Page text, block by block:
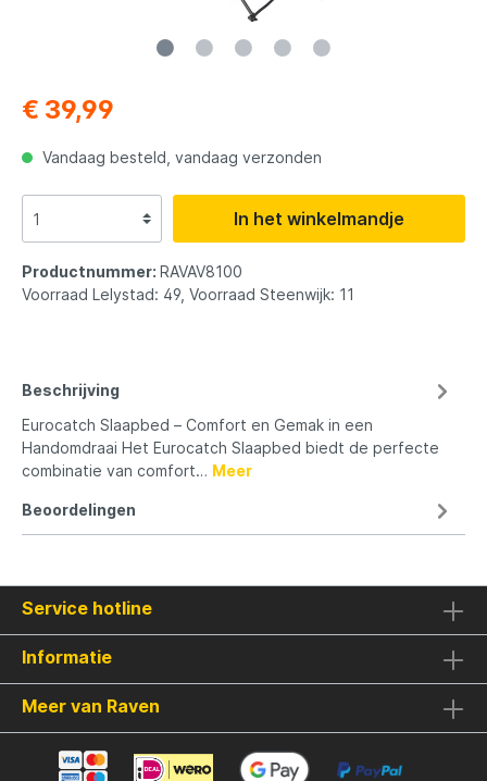
€ 39,99
Vandaag besteld, vandaag verzonden
In het winkelmandje
Productnummer: RAVAV8100
Voorraad Lelystad: 49, Voorraad Steenwijk: 11
Beschrijving
Eurocatch Slaapbed – Comfort en Gemak in een
Handomdraai Het Eurocatch Slaapbed biedt de perfecte
combinatie van comfort… Meer
Beoordelingen
Service hotline
Informatie
Meer van Raven